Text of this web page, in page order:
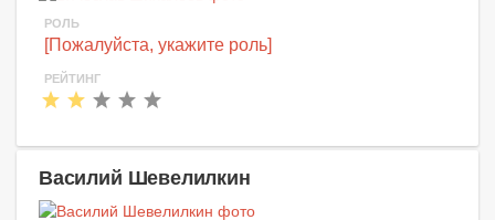
РОЛЬ
[Пожалуйста, укажите роль]
РЕЙТИНГ
Василий Шевелилкин